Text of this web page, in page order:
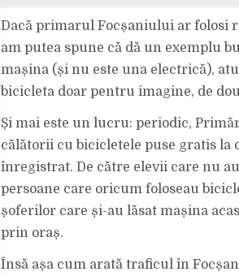
Dacă primarul Focșaniului ar folosi
am putea spune că dă un exemplu
mașina (și nu este una electrică),
bicicleta doar pentru imagine, de
Și mai este un lucru: periodic,
călătorii cu bicicletele puse gratis la
înregistrat. De către elevii care nu
persoane care oricum foloseau
șoferilor care și-au lăsat mașina
prin oraș.
Însă așa cum arată traficul în